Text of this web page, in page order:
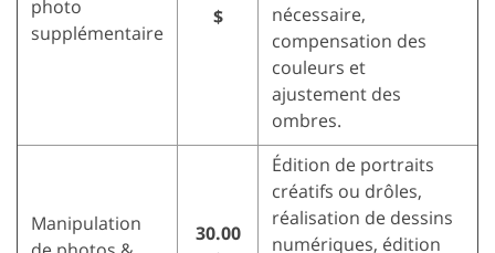
photo
supplémentaire
$
nécessaire,
compensation des
couleurs et
ajustement des
ombres.
Manipulation
30.00
Édition de portraits
créatifs ou drôles,
réalisation de dessins
numériques, édition